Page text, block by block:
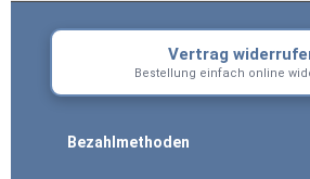
Vertrag
Bestellung einfach online
Bezahlmethoden